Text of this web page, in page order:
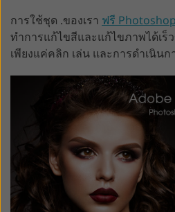
การใช้ชุด .ของเรา ฟรี
ทำการแก้ไขสีและแก้ไขภาพได้เร็
เพียงแค่คลิก เล่น และการดำเนิน